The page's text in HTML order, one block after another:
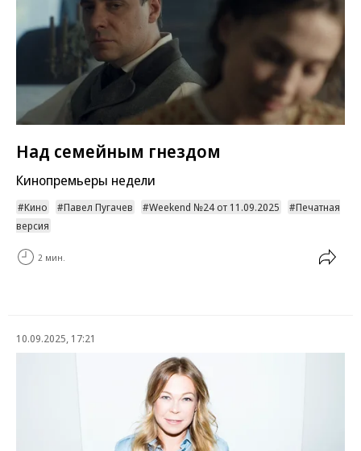
Над семейным гнездом
Кинопремьеры недели
Кино Павел Пугачев Weekend №24 от 11.09.2025
Печатная
версия
2 мин.
10.09.2025, 17:21